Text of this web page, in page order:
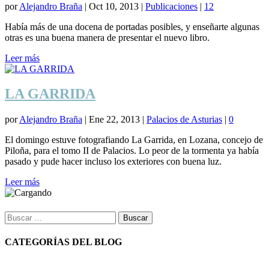
porAlejandro Braña | Oct 10, 2013 | Publicaciones | 12
Había más de una docena de portadas posibles, y enseñarte algunas
otras es una buena manera de presentar el nuevo libro.
Leer más
LA GARRIDA
porAlejandro Braña | Ene 22, 2013 | Palacios de Asturias | 0
El domingo estuve fotografiando La Garrida, en Lozana, concejo de
Piloña, para el tomo II de Palacios. Lo peor de la tormenta ya había
pasado y pude hacer incluso los exteriores con buena luz.
Leer más
Buscar:
CATEGORÍAS DEL BLOG